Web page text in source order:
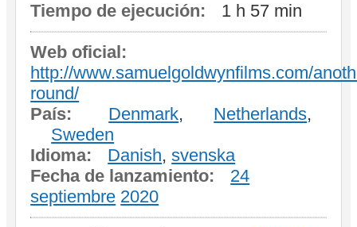
Tiempo de ejecución: 1 h 57 min
Web oficial:
http://www.samuelgoldwynfilms.com/
round/
País:
Denmark, Netherlands,
Sweden
Idioma:
Danish,svenska
Fecha de lanzamiento:
24
septiembre 2020